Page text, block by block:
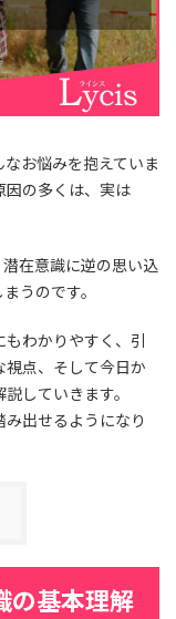
お悩みを抱えていま
因の多くは、実は
在意識に逆の思い込
うのです。
わかりやすく、引
点、そして今日か
していきます。
出せるようになり
の基本理解